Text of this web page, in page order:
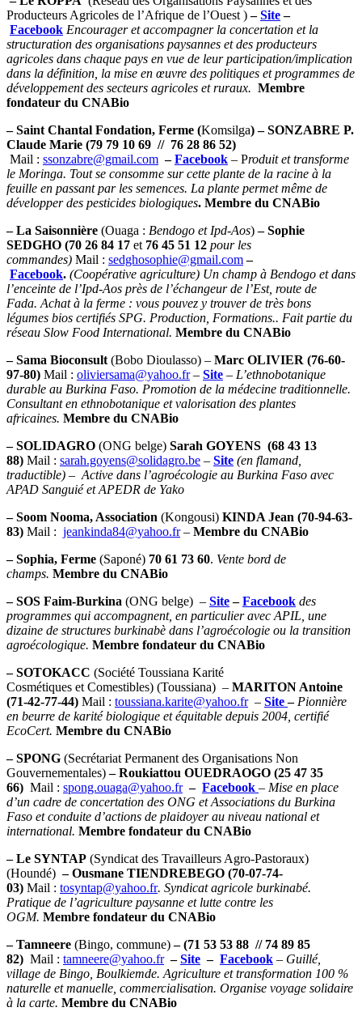
Producteurs Agricoles de l’Afrique de l’Ouest )–Site–
Facebook Encourager et accompagner la concertation et la
structuration des organisations paysannes et des producteurs
agricoles dans chaque pays en vue de leur participation/implication
dans la définition, la mise en œuvre des politiques et programmes de
développement des secteurs agricoles et ruraux. Membre
fondateur du CNABio
– Saint Chantal Fondation, Ferme (Komsilga) – SONZABRE P.
Claude Marie (79 79 10 69 // 76 28 86 52)
Mail : ssonzabre@gmail.com –Facebook – Produit et transforme
le Moringa. Tout se consomme sur cette plante de la racine à la
feuille en passant par les semences. La plante permet même de
développer des pesticides biologiques. Membre du CNABio
– La Saisonnière (Ouaga : Bendogo et Ipd-Aos)– Sophie
SEDGHO (70 26 84 17 et 76 45 51 12 pour les
commandes) Mail : sedghosophie@gmail.com –
Facebook. (Coopérative agriculture) Un champ à Bendogo et dans
l’enceinte de l’Ipd-Aos près de l’échangeur de l’Est, route de
Fada. Achat à la ferme : vous pouvez y trouver de très bons
légumes bios certifiés SPG. Production, Formations.. Fait partie du
réseau Slow Food International. Membre du CNABio
– Sama Bioconsult (Bobo Dioulasso) – Marc OLIVIER (76-60-
97-80) Mail : oliviersama@yahoo.fr– Site – L’ethnobotanique
durable au Burkina Faso. Promotion de la médecine traditionnelle.
Consultant en ethnobotanique et valorisation des plantes
africaines. Membre du CNABio
– SOLIDAGRO (ONG belge) Sarah GOYENS (68 43 13
88) Mail : sarah.goyens@solidagro.be – Site (en flamand,
traductible) – Active dans l’agroécologie au Burkina Faso avec
APAD Sanguié et APEDR de Yako
– Soom Nooma, Association (Kongousi) KINDA Jean (70-94-63-
83) Mail : jeankinda84@yahoo.fr– Membre du CNABio
– Sophia, Ferme (Saponé) 70 61 73 60. Vente bord de
champs. Membre du CNABio
– SOS Faim-Burkina (ONG belge) – Site–Facebook des
programmes qui accompagnent, en particulier avec APIL, une
dizaine de structures burkinabè dans l’agroécologie ou la transition
agroécologique. Membre fondateur du CNABio
– SOTOKACC (Société Toussiana Karité
Cosmétiques et Comestibles) (Toussiana) – MARITON Antoine
(71-42-77-44) Mail : toussiana.karite@yahoo.fr – Site– Pionnière
en beurre de karité biologique et équitable depuis 2004, certifié
EcoCert. Membre du CNABio
– SPONG (Secrétariat Permanent des Organisations Non
Gouvernementales)– Roukiattou OUEDRAOGO (25 47 35
66) Mail : spong.ouaga@yahoo.fr – Facebook – Mise en place
d’un cadre de concertation des ONG et Associations du Burkina
Faso et conduite d’actions de plaidoyer au niveau national et
international. Membre fondateur du CNABio
– Le SYNTAP (Syndicat des Travailleurs Agro-Pastoraux)
(Houndé) – Ousmane TIENDREBEGO (70-07-74-
03) Mail : tosyntap@yahoo.fr. Syndicat agricole burkinabé.
Pratique de l’agriculture paysanne et lutte contre les
OGM. Membre fondateur du CNABio
– Tamneere (Bingo, commune)– (71 53 53 88 // 74 89 85
82) Mail : tamneere@yahoo.fr–Site – Facebook – Guillé,
village de Bingo, Boulkiemde. Agriculture et transformation 100 %
naturelle et manuelle, commercialisation. Organise voyage solidaire
à la carte. Membre du CNABio